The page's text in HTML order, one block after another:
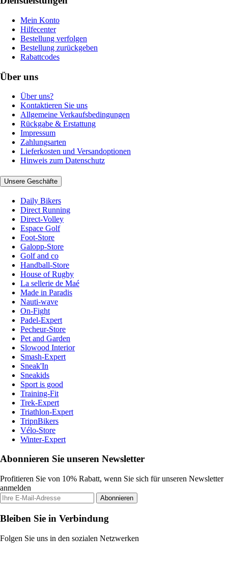
Mein Konto
Hilfecenter
Bestellung verfolgen
Bestellung zurückgeben
Rabattcodes
Über uns
Über uns?
Kontaktieren Sie uns
Allgemeine Verkaufsbedingungen
Rückgabe & Erstattung
Impressum
Zahlungsarten
Lieferkosten und Versandoptionen
Hinweis zum Datenschutz
Unsere Geschäfte
Daily Bikers
Direct Running
Direct-Volley
Espace Golf
Foot-Store
Galopp-Store
Golf and co
Handball-Store
House of Rugby
La sellerie de Maé
Made in Paradis
Nauti-wave
On-Fight
Padel-Expert
Pecheur-Store
Pet and Garden
Slowood Interior
Smash-Expert
Sneak'In
Sneakids
Sport is good
Training-Fit
Trek-Expert
Triathlon-Expert
TripnBikers
Vélo-Store
Winter-Expert
Abonnieren Sie unseren Newsletter
Profitieren Sie von 10% Rabatt, wenn Sie sich für unseren Newsletter
anmelden
Abonnieren
Bleiben Sie in Verbindung
Folgen Sie uns in den sozialen Netzwerken